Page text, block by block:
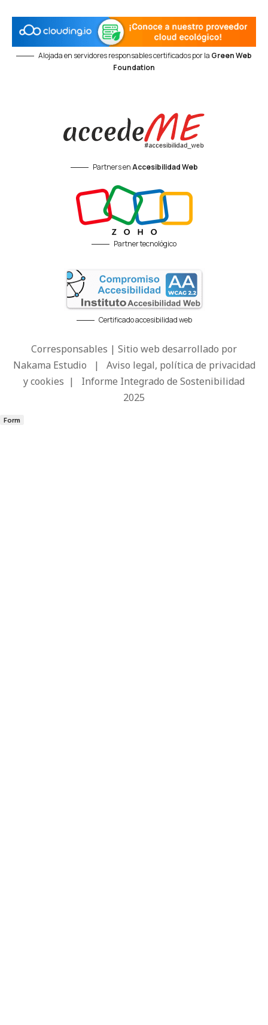
Alojada en servidores responsables certificados por la Green Web
Foundation
Partners enAccesibilidad Web
Partner tecnológico
Certificado accesibilidad web
Corresponsables | Sitio web desarrollado por
Nakama Estudio | Aviso legal, política de privacidad
y cookies | Informe Integrado de Sostenibilidad
2025
Form